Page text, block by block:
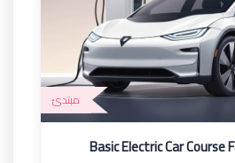
مبتدئ
Basic Electric Car Course